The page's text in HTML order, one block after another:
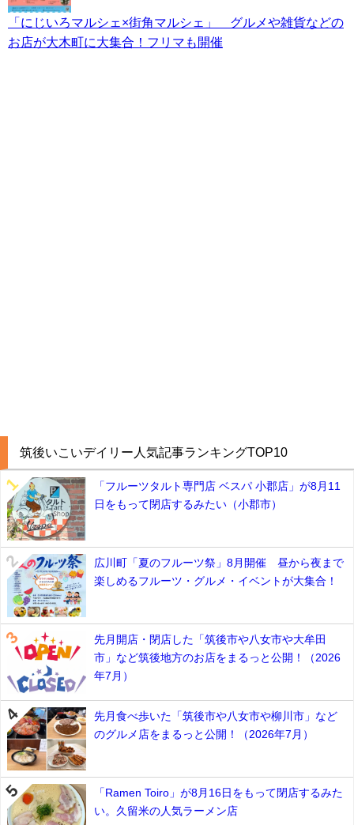
「にじいろマルシェ×街角マルシェ」 グルメや雑貨などの
お店が大木町に大集合！フリマも開催
筑後いこいデイリー人気記事ランキングTOP10
「フルーツタルト専門店 ベスパ 小郡店」が8月11
日をもって閉店するみたい（小郡市）
広川町「夏のフルーツ祭」8月開催 昼から夜まで
楽しめるフルーツ・グルメ・イベントが大集合！
先月開店・閉店した「筑後市や八女市や大牟田
市」など筑後地方のお店をまるっと公開！（2026
年7月）
先月食べ歩いた「筑後市や八女市や柳川市」など
のグルメ店をまるっと公開！（2026年7月）
「Ramen Toiro」が8月16日をもって閉店するみた
い。久留米の人気ラーメン店